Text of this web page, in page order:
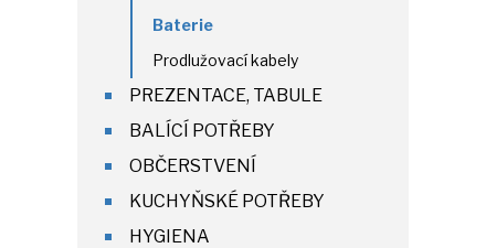
Baterie
Prodlužovací kabely
PREZENTACE, TABULE
BALÍCÍ POTŘEBY
OBČERSTVENÍ
KUCHYŇSKÉ POTŘEBY
HYGIENA